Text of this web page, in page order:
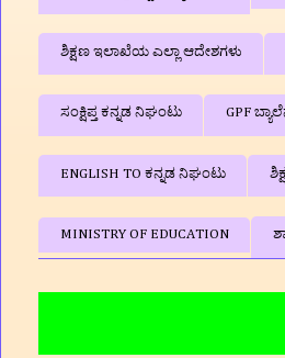
ಶಿಕ್ಷಣ ಇಲಾಖೆಯ ಎಲ್ಲಾ ಆದೇಶಗಳು
ಸಂಕ್ಷಿಪ್ತ ಕನ್ನಡ ನಿಘಂಟು GPF
ENGLISH TO ಕನ್ನಡ ನಿಘಂಟು
MINISTRY OF EDUCATION